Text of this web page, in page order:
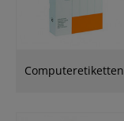
Computeretiketten